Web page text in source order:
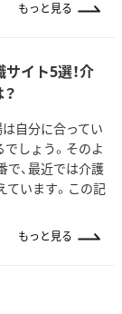
もっと見る
サイト5選！介
自分に合ってい
しょう。そのよ
で、最近では介護
ています。この記
もっと見る